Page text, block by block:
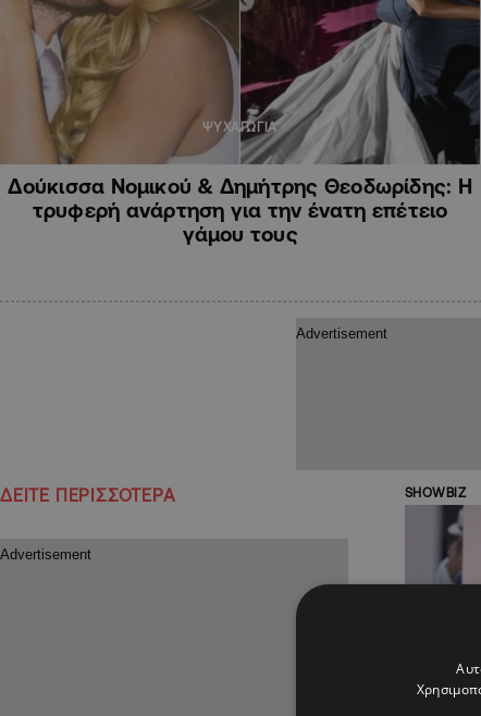
ΨΥΧΑΓΩΓΙΑ
Δούκισσα Νομικού & Δημήτρης Θεοδωρίδης: Η
τρυφερή ανάρτηση για την ένατη επέτειο
γάμου τους
ΔΕΙΤΕ ΠΕΡΙΣΣΟΤΕΡΑ SHOWBIZ